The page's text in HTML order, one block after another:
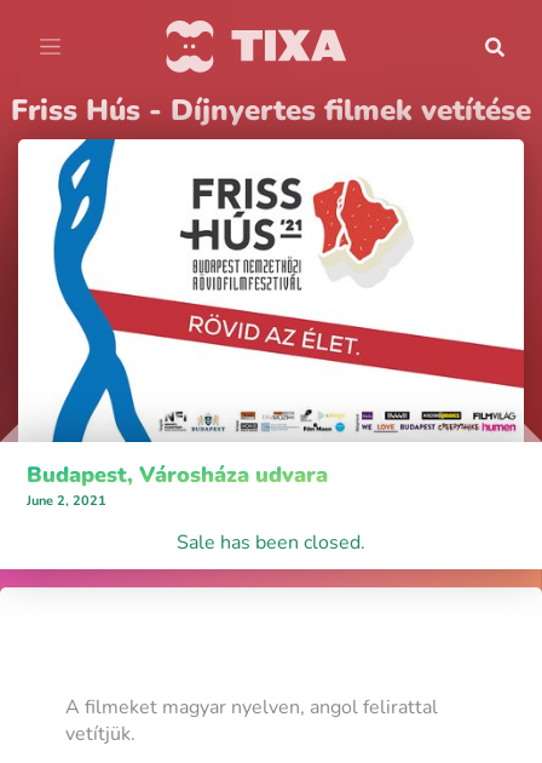
Friss Hús - Díjnyertes filmek vetítése
Budapest, Városháza udvara
June 2, 2021
Sale has been closed.
A filmeket magyar nyelven, angol felirattal
vetítjük.